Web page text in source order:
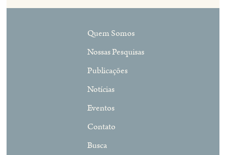
Quem Somos
Nossas Pesquisas
Publicações
Notícias
Eventos
Contato
Busca